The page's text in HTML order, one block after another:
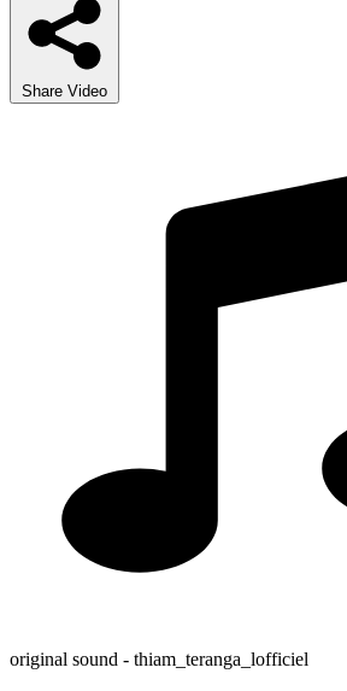
Share Video
original sound - thiam_teranga_lofficiel